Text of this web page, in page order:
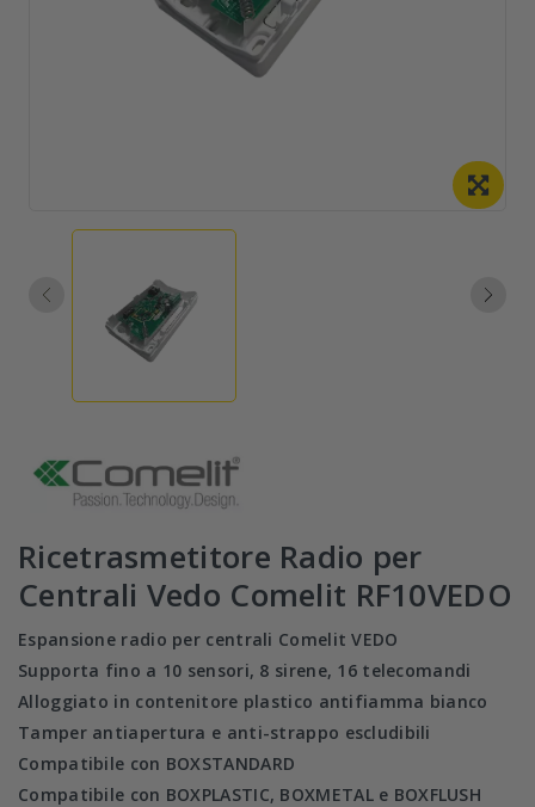
Ricetrasmetitore Radio per
Centrali Vedo Comelit RF10VEDO
Espansione radio per centrali Comelit VEDO
Supporta fino a 10 sensori, 8 sirene, 16 telecomandi
Alloggiato in contenitore plastico antifiamma bianco
Tamper antiapertura e anti-strappo escludibili
Compatibile con BOXSTANDARD
Compatibile con BOXPLASTIC, BOXMETAL e BOXFLUSH